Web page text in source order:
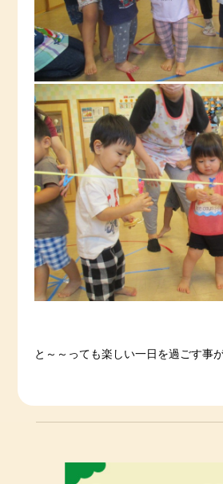
と～～っても楽しい一日を過ごす事